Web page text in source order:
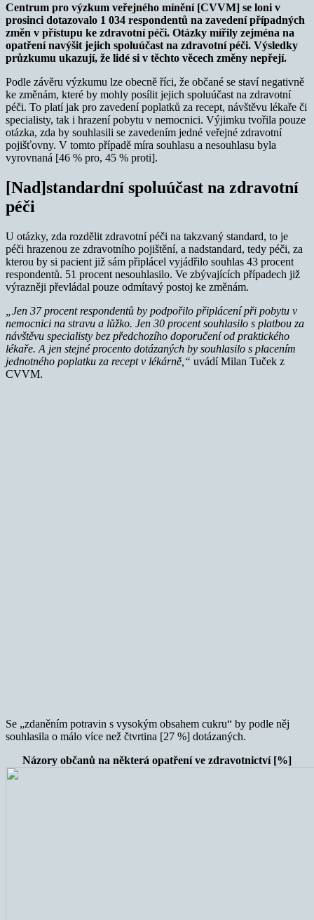
Centrum pro výzkum veřejného mínění [CVVM] se loni v
prosinci dotazovalo 1 034 respondentů na zavedení případných
změn v přístupu ke zdravotní péči. Otázky mířily zejména na
opatření navýšit jejich spoluúčast na zdravotní péči. Výsledky
průzkumu ukazují, že lidé si v těchto věcech změny nepřejí.
Podle závěru výzkumu lze obecně říci, že občané se staví negativně
ke změnám, které by mohly posílit jejich spoluúčast na zdravotní
péči. To platí jak pro zavedení poplatků za recept, návštěvu lékaře či
specialisty, tak i hrazení pobytu v nemocnici. Výjimku tvořila pouze
otázka, zda by souhlasili se zavedením jedné veřejné zdravotní
pojišťovny. V tomto případě míra souhlasu a nesouhlasu byla
vyrovnaná [46 % pro, 45 % proti].
[Nad]standardní spoluúčast na zdravotní
péči
U otázky, zda rozdělit zdravotní péči na takzvaný standard, to je
péči hrazenou ze zdravotního pojištění, a nadstandard, tedy péči, za
kterou by si pacient již sám připlácel vyjádřilo souhlas 43 procent
respondentů. 51 procent nesouhlasilo. Ve zbývajících případech již
výrazněji převládal pouze odmítavý postoj ke změnám.
„Jen 37 procent respondentů by podpořilo připlácení při pobytu v
nemocnici na stravu a lůžko. Jen 30 procent souhlasilo s platbou za
návštěvu specialisty bez předchozího doporučení od praktického
lékaře. A jen stejné procento dotázaných by souhlasilo s placením
jednotného poplatku za recept v lékárně,“ uvádí Milan Tuček z
CVVM.
Se „zdaněním potravin s vysokým obsahem cukru“ by podle něj
souhlasila o málo více než čtvrtina [27 %] dotázaných.
Názory občanů na některá opatření ve zdravotnictví [%]